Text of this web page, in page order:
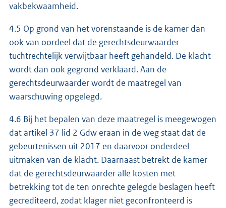
vakbekwaamheid.
4.5 Op grond van het vorenstaande is de kamer dan
ook van oordeel dat de gerechtsdeurwaarder
tuchtrechtelijk verwijtbaar heeft gehandeld. De klacht
wordt dan ook gegrond verklaard. Aan de
gerechtsdeurwaarder wordt de maatregel van
waarschuwing opgelegd.
4.6 Bij het bepalen van deze maatregel is meegewogen
dat artikel 37 lid 2 Gdw eraan in de weg staat dat de
gebeurtenissen uit 2017 en daarvoor onderdeel
uitmaken van de klacht. Daarnaast betrekt de kamer
dat de gerechtsdeurwaarder alle kosten met
betrekking tot de ten onrechte gelegde beslagen heeft
gecrediteerd, zodat klager niet geconfronteerd is